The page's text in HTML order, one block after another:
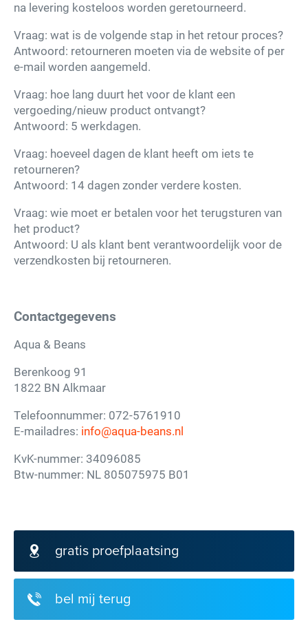
na levering kosteloos worden geretourneerd.
Vraag: wat is de volgende stap in het retour proces?
Antwoord: retourneren moeten via de website of per
e-mail worden aangemeld.
Vraag: hoe lang duurt het voor de klant een
vergoeding/nieuw product ontvangt?
Antwoord: 5 werkdagen.
Vraag: hoeveel dagen de klant heeft om iets te
retourneren?
Antwoord: 14 dagen zonder verdere kosten.
Vraag: wie moet er betalen voor het terugsturen van
het product?
Antwoord: U als klant bent verantwoordelijk voor de
verzendkosten bij retourneren.
Contactgegevens
Aqua & Beans
Berenkoog 91
1822 BN Alkmaar
Telefoonnummer: 072-5761910
E-mailadres: info@aqua-beans.nl
KvK-nummer: 34096085
Btw-nummer: NL 805075975 B01
gratis proefplaatsing
bel mij terug